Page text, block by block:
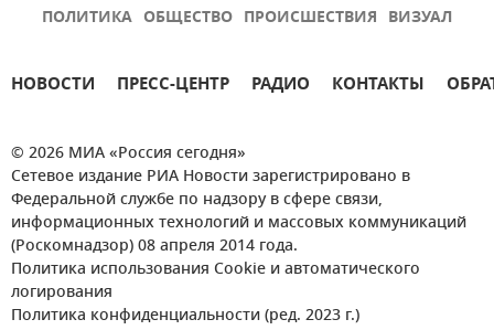
ПОЛИТИКА ОБЩЕСТВО ПРОИСШЕСТВИЯ ВИЗУАЛ
НОВОСТИ ПРЕСС-ЦЕНТР РАДИО КОНТАКТЫ
© 2026 МИА «Россия сегодня»
Сетевое издание РИА Новости зарегистрировано в
Федеральной службе по надзору в сфере связи,
информационных технологий и массовых коммуникаций
(Роскомнадзор) 08 апреля 2014 года.
Политика использования Cookie и автоматического
логирования
Политика конфиденциальности (ред. 2023 г.)